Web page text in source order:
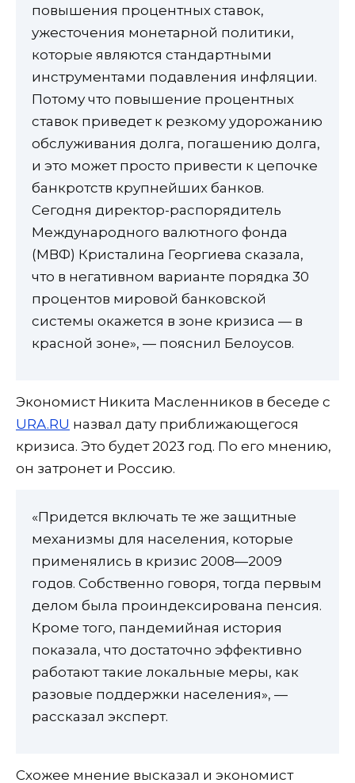
повышения процентных ставок,
ужесточения монетарной политики,
которые являются стандартными
инструментами подавления инфляции.
Потому что повышение процентных
ставок приведет к резкому удорожанию
обслуживания долга, погашению долга,
и это может просто привести к цепочке
банкротств крупнейших банков.
Сегодня директор-распорядитель
Международного валютного фонда
(МВФ) Кристалина Георгиева сказала,
что в негативном варианте порядка 30
процентов мировой банковской
системы окажется в зоне кризиса — в
красной зоне», — пояснил Белоусов.
Экономист Никита Масленников в беседе с
URA.RU назвал дату приближающегося
кризиса. Это будет 2023 год. По его мнению,
он затронет и Россию.
«Придется включать те же защитные
механизмы для населения, которые
применялись в кризис 2008—2009
годов. Собственно говоря, тогда первым
делом была проиндексирована пенсия.
Кроме того, пандемийная история
показала, что достаточно эффективно
работают такие локальные меры, как
разовые поддержки населения», —
рассказал эксперт.
Схожее мнение высказал и экономист